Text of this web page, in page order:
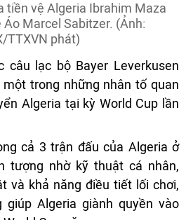
tiền vệ Algeria Ibrahim Maza
Marcel Sabitzer. (Ảnh:
TTXVN phát)
câu lạc bộ Bayer Leverkusen
trong những nhân tố quan
Algeria tại kỳ World Cup lần
cả 3 trận đấu của Algeria ở
tượng nhờ kỹ thuật cá nhân,
và khả năng điều tiết lối chơi,
giúp Algeria giành quyền vào